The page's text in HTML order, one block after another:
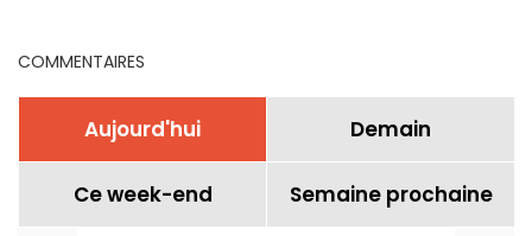
COMMENTAIRES
Aujourd'hui Demain
Ce week-end Semaine prochaine